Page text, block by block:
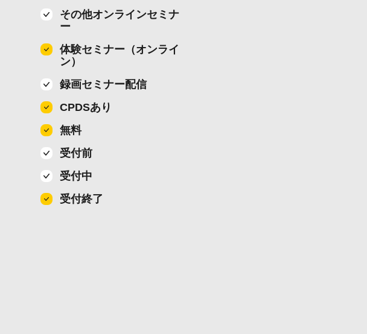
その他オンラインセミナ
ー
体験セミナー（オンライ
ン）
録画セミナー配信
CPDSあり
無料
受付前
受付中
受付終了